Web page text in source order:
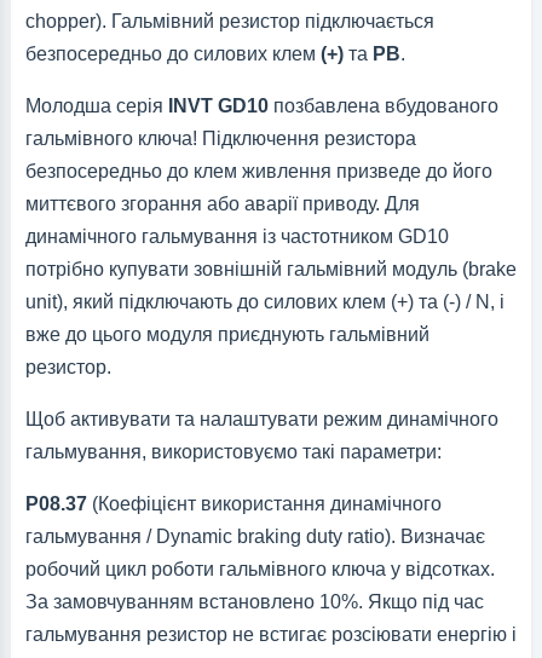
chopper). Гальмівний резистор підключається
безпосередньо до силових клем (+)та PB.
Молодша серія INVT GD10позбавлена вбудованого
гальмівного ключа! Підключення резистора
безпосередньо до клем живлення призведе до його
миттєвого згорання або аварії приводу. Для
динамічного гальмування із частотником GD10
потрібно купувати зовнішній гальмівний модуль (brake
unit), який підключають до силових клем (+) та (-) / N, і
вже до цього модуля приєднують гальмівний
резистор.
Щоб активувати та налаштувати режим динамічного
гальмування, використовуємо такі параметри:
P08.37(Коефіцієнт використання динамічного
гальмування / Dynamic braking duty ratio). Визначає
робочий цикл роботи гальмівного ключа у відсотках.
За замовчуванням встановлено 10%. Якщо під час
гальмування резистор не встигає розсіювати енергію і